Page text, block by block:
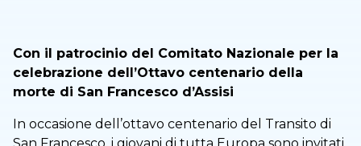
Con il patrocinio del Comitato Nazionale per la
celebrazione dell’Ottavo centenario della
morte di San Francesco d’Assisi
In occasione dell’ottavo centenario del Transito di